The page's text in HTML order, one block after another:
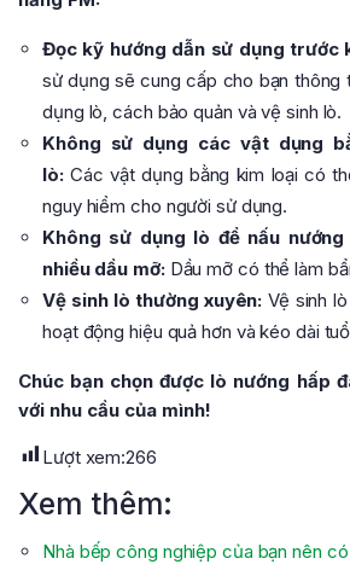
Đọc kỹ hướng dẫn sử dụng trước
sử dụng sẽ cung cấp cho bạn thông
dụng lò, cách bảo quản và vệ sinh lò.
Không sử dụng các vật dụng
lò:Các vật dụng bằng kim loại có
nguy hiểm cho người sử dụng.
Không sử dụng lò để nấu
nhiều dầu mỡ:Dầu mỡ có thể làm
Vệ sinh lò thường xuyên: Vệ sinh
hoạt động hiệu quả hơn và kéo dài
Chúc bạn chọn được lò nướng hấp
với nhu cầu của mình!
Lượt xem:266
Xem thêm:
Nhà bếp công nghiệp của bạn nên